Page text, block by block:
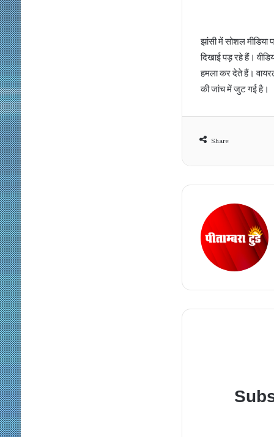
झांसी में सोशल मीडिया
दिखाई पड़ रहे हैं।
हमला कर देते हैं। वायरल
की जांच में जुट गई है।
Share